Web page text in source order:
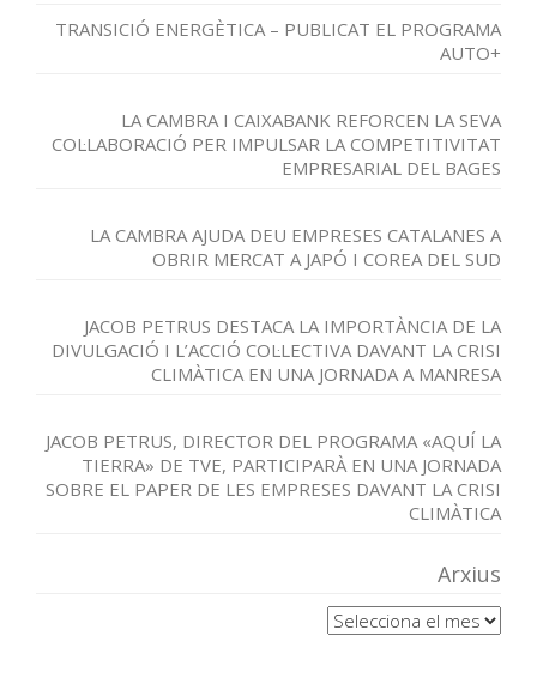
TRANSICIÓ ENERGÈTICA – PUBLICAT EL PROGRAMA
AUTO+
LA CAMBRA I CAIXABANK REFORCEN LA SEVA
COL·LABORACIÓ PER IMPULSAR LA COMPETITIVITAT
EMPRESARIAL DEL BAGES
LA CAMBRA AJUDA DEU EMPRESES CATALANES A
OBRIR MERCAT A JAPÓ I COREA DEL SUD
JACOB PETRUS DESTACA LA IMPORTÀNCIA DE LA
DIVULGACIÓ I L’ACCIÓ COL·LECTIVA DAVANT LA CRISI
CLIMÀTICA EN UNA JORNADA A MANRESA
JACOB PETRUS, DIRECTOR DEL PROGRAMA «AQUÍ LA
TIERRA» DE TVE, PARTICIPARÀ EN UNA JORNADA
SOBRE EL PAPER DE LES EMPRESES DAVANT LA CRISI
CLIMÀTICA
Arxius
Arxius